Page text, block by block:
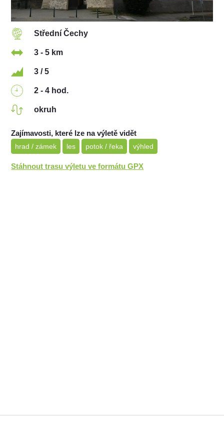
Střední Čechy
3 - 5 km
3 / 5
2 - 4 hod.
okruh
Zajímavosti, které lze na výletě vidět
hrad / zámek les potok / řeka výhled
Stáhnout trasu výletu ve formátu GPX